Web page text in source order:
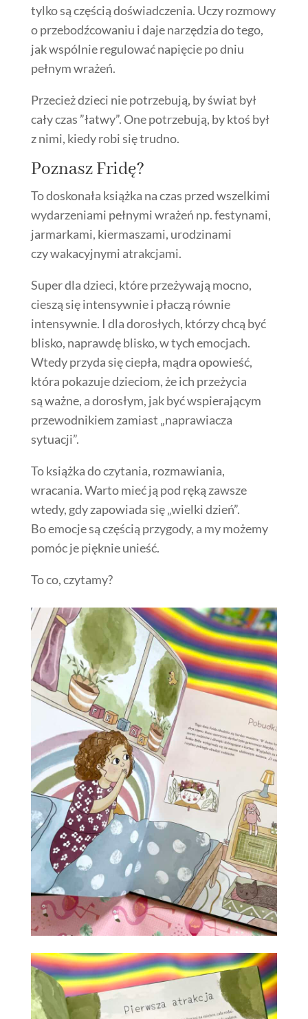
tylko są częścią doświadczenia. Uczy rozmowy
o przebodźcowaniu i daje narzędzia do tego,
jak wspólnie regulować napięcie po dniu
pełnym wrażeń.
Przecież dzieci nie potrzebują, by świat był
cały czas ”łatwy”. One potrzebują, by ktoś był
z nimi, kiedy robi się trudno.
Poznasz Fridę?
To doskonała książka na czas przed wszelkimi
wydarzeniami pełnymi wrażeń np. festynami,
jarmarkami, kiermaszami, urodzinami
czy wakacyjnymi atrakcjami.
Super dla dzieci, które przeżywają mocno,
cieszą się intensywnie i płaczą równie
intensywnie. I dla dorosłych, którzy chcą być
blisko, naprawdę blisko, w tych emocjach.
Wtedy przyda się ciepła, mądra opowieść,
która pokazuje dzieciom, że ich przeżycia
są ważne, a dorosłym, jak być wspierającym
przewodnikiem zamiast „naprawiacza
sytuacji”.
To książka do czytania, rozmawiania,
wracania. Warto mieć ją pod ręką zawsze
wtedy, gdy zapowiada się „wielki dzień”.
Bo emocje są częścią przygody, a my możemy
pomóc je pięknie unieść.
To co, czytamy?